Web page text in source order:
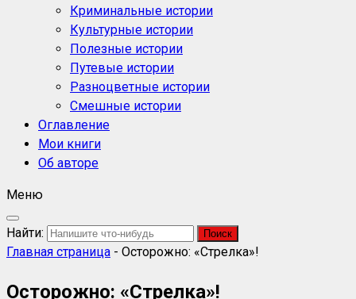
Криминальные истории
Культурные истории
Полезные истории
Путевые истории
Разноцветные истории
Смешные истории
Оглавление
Мои книги
Об авторе
Меню
Найти:
Главная страница - Осторожно: «Стрелка»!
Осторожно: «Стрелка»!